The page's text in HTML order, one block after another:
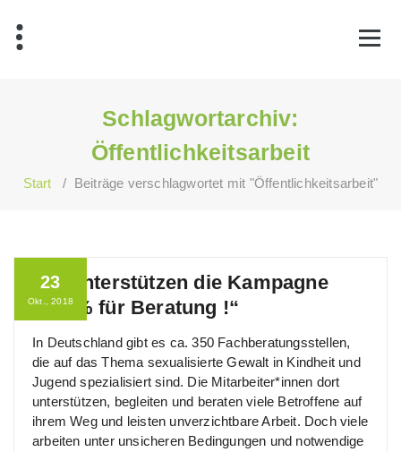
Inhalt
springen
Schlagwortarchiv:
Öffentlichkeitsarbeit
Start / Beiträge verschlagwortet mit "Öffentlichkeitsarbeit"
23
Okt., 2018
Wir unterstützen die Kampagne
„100% für Beratung !“
In Deutschland gibt es ca. 350 Fachberatungsstellen,
die auf das Thema sexualisierte Gewalt in Kindheit und
Jugend spezialisiert sind. Die Mitarbeiter*innen dort
unterstützen, begleiten und beraten viele Betroffene auf
ihrem Weg und leisten unverzichtbare Arbeit. Doch viele
arbeiten unter unsicheren Bedingungen und notwendige